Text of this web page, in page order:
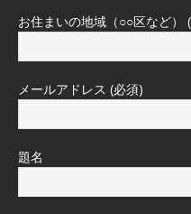
お住まいの地域（○○区など）
メールアドレス (必須)
題名